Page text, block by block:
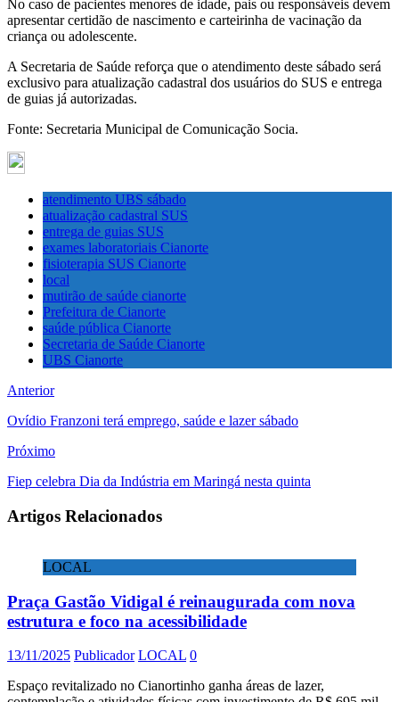
No caso de pacientes menores de idade, pais ou responsáveis devem
apresentar certidão de nascimento e carteirinha de vacinação da
criança ou adolescente.
A Secretaria de Saúde reforça que o atendimento deste sábado será
exclusivo para atualização cadastral dos usuários do SUS e entrega
de guias já autorizadas.
Fonte: Secretaria Municipal de Comunicação Socia.
atendimento UBS sábado
atualização cadastral SUS
entrega de guias SUS
exames laboratoriais Cianorte
fisioterapia SUS Cianorte
local
mutirão de saúde cianorte
Prefeitura de Cianorte
saúde pública Cianorte
Secretaria de Saúde Cianorte
UBS Cianorte
Anterior
Ovídio Franzoni terá emprego, saúde e lazer sábado
Próximo
Fiep celebra Dia da Indústria em Maringá nesta quinta
Artigos Relacionados
LOCAL
Praça Gastão Vidigal é reinaugurada com nova
estrutura e foco na acessibilidade
13/11/2025 Publicador LOCAL 0
Espaço revitalizado no Cianortinho ganha áreas de lazer,